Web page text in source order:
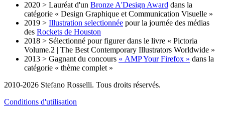
2020 > Lauréat d'un Bronze A'Design Award dans la
catégorie « Design Graphique et Communication Visuelle »
2019 > Illustration selectionnée pour la journée des médias
des Rockets de Houston
2018 > Sélectionné pour figurer dans le livre « Pictoria
Volume.2 | The Best Contemporary Illustrators Worldwide »
2013 > Gagnant du concours « AMP Your Firefox » dans la
catégorie « thème complet »
2010-2026 Stefano Rosselli. Tous droits réservés.
Conditions d'utilisation